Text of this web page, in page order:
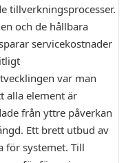
tillverkningsprocesser.
och de hållbara
servicekostnader
var man
alla element är
från yttre påverkan
Ett brett utbud av
för systemet. Till